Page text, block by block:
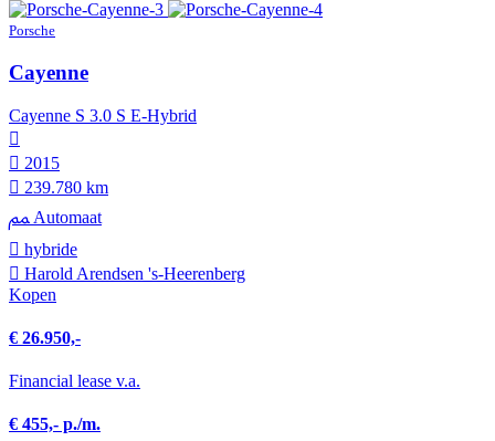
Porsche
Cayenne
Cayenne S 3.0 S E-Hybrid
2015
239.780 km
Automaat
hybride
Harold Arendsen 's-Heerenberg
Kopen
€ 26.950,-
Financial lease v.a.
€ 455,- p./m.